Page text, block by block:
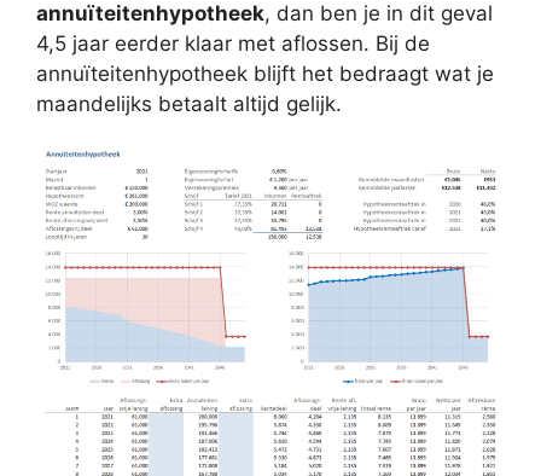
annuïteitenhypotheek, dan ben je in dit geval
4,5 jaar eerder klaar met aflossen. Bij de
annuïteitenhypotheek blijft het bedraagt wat je
maandelijks betaalt altijd gelijk.